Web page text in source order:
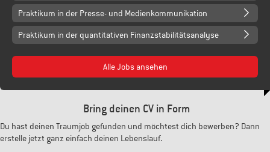
Praktikum in der Presse- und Medienkommunikation
Praktikum in der quantitativen Finanzstabilitätsanalyse
Alle Jobs ansehen
Bring deinen CV in Form
Du hast deinen Traumjob gefunden und möchtest dich bewerben? Dann
erstelle jetzt ganz einfach deinen Lebenslauf.